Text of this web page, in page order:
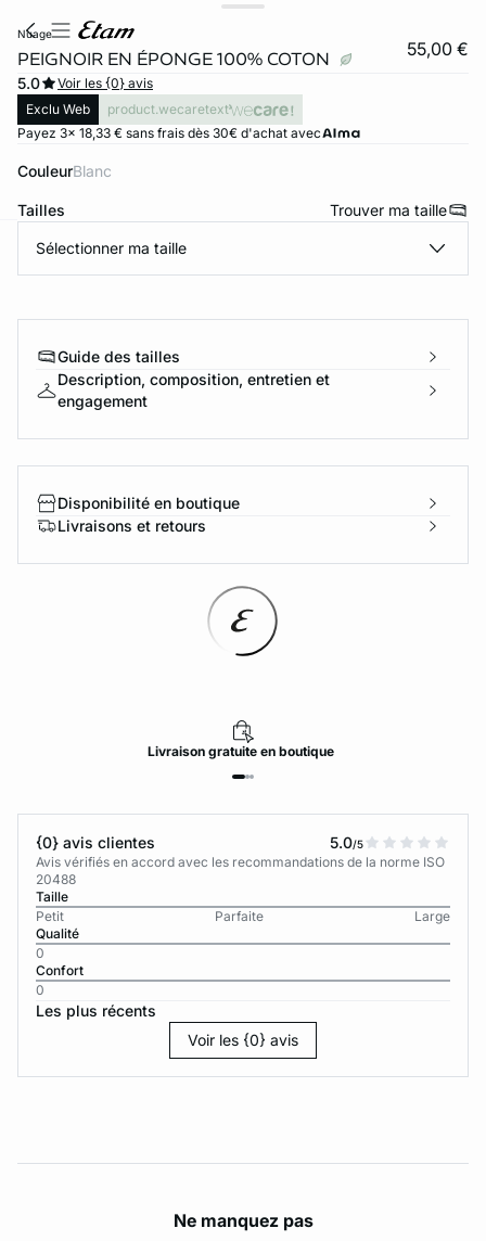
nuage
PEIGNOIR EN ÉPONGE 100% COTON 55,00 €
5.0
Voir les {0} avis
Exclu Web
product.wecaretext
Payez 3x 18,33 € sans frais dès 30€ d'achat avec
Couleur blanc
Tailles Trouver ma taille
Sélectionner ma taille
Guide des tailles
Description, composition, entretien et
engagement
Disponibilité en boutique
Livraisons et retours
Livraisongratuiteen boutique
{0} avis clientes 5.0/5
Avis vérifiés en accord avec les recommandations de la norme ISO
20488
Taille
Petit
Parfaite
Large
Qualité
0
Confort
0
Les plus récents
Voir les {0} avis
Ne manquez pas